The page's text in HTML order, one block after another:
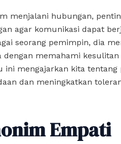
menjalani hubungan,
agar komunikasi dapat
seorang pemimpin, dia
dengan memahami kesulitan
ini mengajarkan kita
dan meningkatkan
Empati